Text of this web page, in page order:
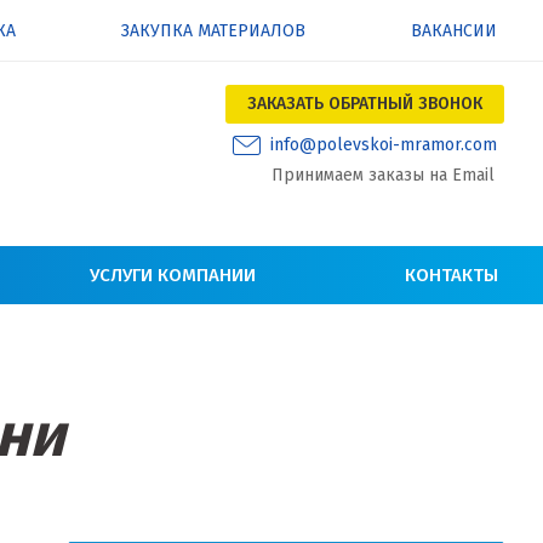
ЗАКУПКА МАТЕРИАЛОВ ВАКАНСИИ
ЗАКАЗАТЬ ОБРАТНЫЙ ЗВОНОК
info@polevskoi-mramor.com
Принимаем заказы на Email
УСЛУГИ КОМПАНИИ КОНТАКТЫ